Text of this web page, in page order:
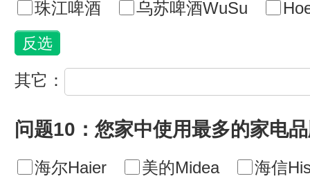
珠江啤酒 乌苏啤酒WuSu
其它：
问题10：您家中使用最多的家电
海尔Haier 美的Midea
海信